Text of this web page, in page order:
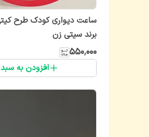
برند سیتی‌ زن
۵۵۰٬۰۰۰
افزودن به سبد